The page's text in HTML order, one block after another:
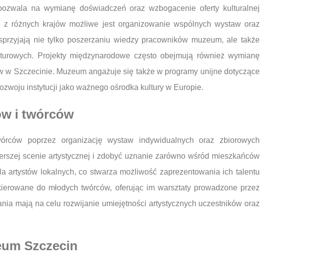
na wymianę doświadczeń oraz wzbogacenie oferty kulturalnej
różnych krajów możliwe jest organizowanie wspólnych wystaw oraz
nie tylko poszerzaniu wiedzy pracowników muzeum, ale także
Projekty międzynarodowe często obejmują również wymianę
Szczecinie. Muzeum angażuje się także w programy unijne dotyczące
instytucji jako ważnego ośrodka kultury w Europie.
i twórców
poprzez organizację wystaw indywidualnych oraz zbiorowych
scenie artystycznej i zdobyć uznanie zarówno wśród mieszkańców
artystów lokalnych, co stwarza możliwość zaprezentowania ich talentu
do młodych twórców, oferując im warsztaty prowadzone przez
mają na celu rozwijanie umiejętności artystycznych uczestników oraz
Szczecin